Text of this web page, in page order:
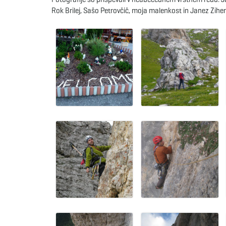
Rok Brilej, Sašo Petrovčič, moja malenkost in Janez